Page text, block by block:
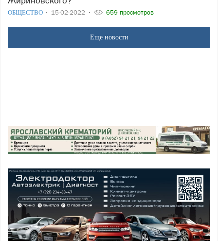
ОБЩЕСТВО 15-02-2022 659 просмотров
Еще новости